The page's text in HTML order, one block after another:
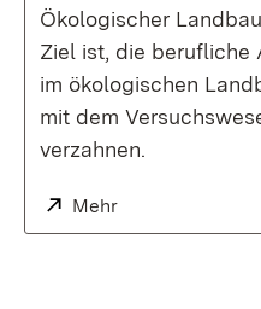
Ökologischer
Ziel ist, die berufliche
im ökologischen
mit dem
verzahnen.
Extern:
Mehr